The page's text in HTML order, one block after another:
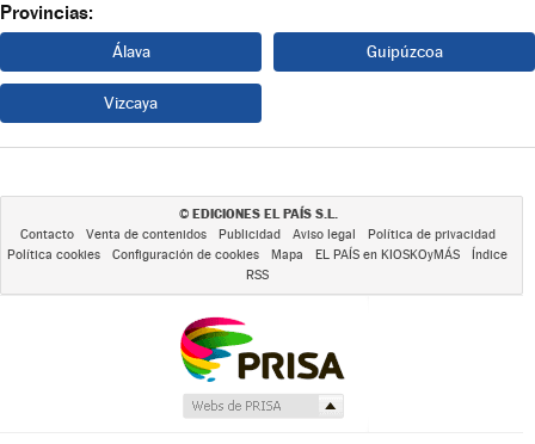
Provincias:
Álava Guipúzcoa
Vizcaya
© EDICIONES EL PAÍS S.L.
Contacto Venta de contenidos Publicidad Aviso legal
Política de privacidad
Política cookies
Configuración de cookies Mapa EL PAÍS en KIOSKOyMÁS
Índice
RSS